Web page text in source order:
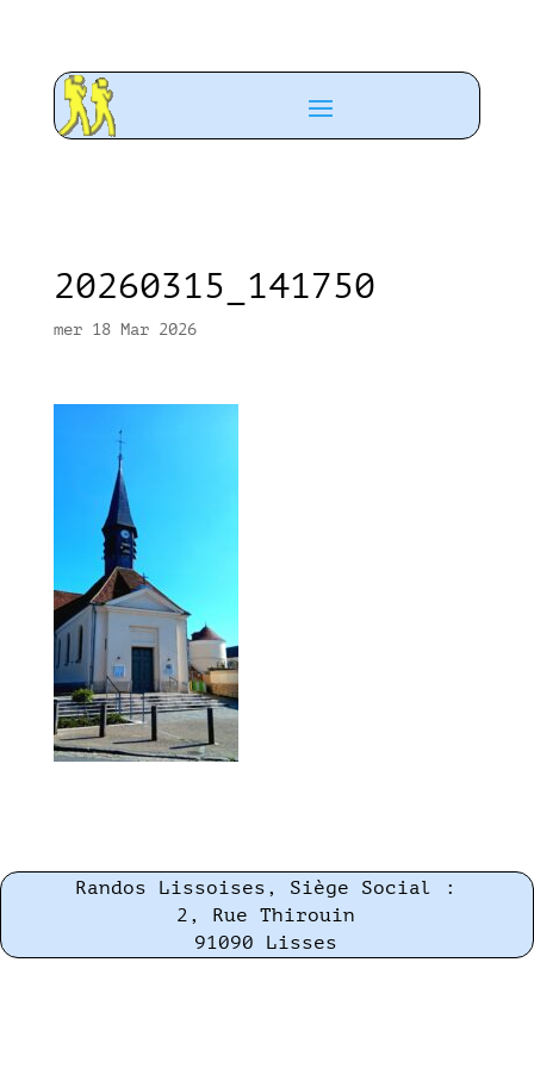
20260315_141750
mer 18 Mar 2026
Randos Lissoises, Siège Social :
2, Rue Thirouin
91090 Lisses